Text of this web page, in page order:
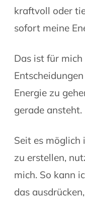
kraftvoll oder
sofort meine
Das ist für
Energie zu
gerade ansteht.
Seit es möglich
zu erstellen,
mich. So kann
das